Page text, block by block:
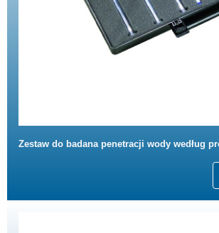
Zestaw do badana penetracji wody według